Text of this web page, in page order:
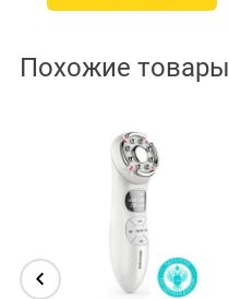
Похожие товары